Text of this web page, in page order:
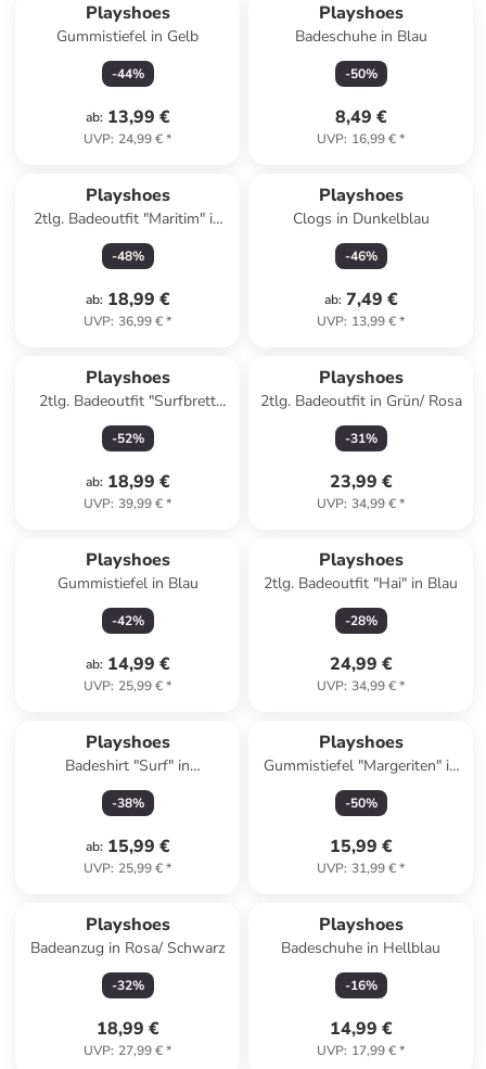
Playshoes
Gummistiefel in Gelb
-44%
ab: 13,99 €
UVP: 24,99 €*
Playshoes
Badeschuhe in Blau
-50%
8,49 €
UVP: 16,99 €*
Playshoes
2tlg. Badeoutfit "Maritim" in
Dunkelblau/ Weiß
-48%
ab: 18,99 €
UVP: 36,99 €*
Playshoes
Clogs in Dunkelblau
-46%
ab: 7,49 €
UVP: 13,99 €*
Playshoes
2tlg. Badeoutfit "Surfbrett
Palmen" in Mint
-52%
ab: 18,99 €
UVP: 39,99 €*
Playshoes
2tlg. Badeoutfit in Grün/ Rosa
-31%
23,99 €
UVP: 34,99 €*
Playshoes
Gummistiefel in Blau
-42%
ab: 14,99 €
UVP: 25,99 €*
Playshoes
2tlg. Badeoutfit "Hai" in Blau
-28%
24,99 €
UVP: 34,99 €*
Playshoes
Badeshirt "Surf" in
Dunkelblau/ Bunt
-38%
ab: 15,99 €
UVP: 25,99 €*
Playshoes
Gummistiefel "Margeriten" in
Rosa
-50%
15,99 €
UVP: 31,99 €*
Playshoes
Badeanzug in Rosa/ Schwarz
-32%
18,99 €
UVP: 27,99 €*
Playshoes
Badeschuhe in Hellblau
-16%
14,99 €
UVP: 17,99 €*